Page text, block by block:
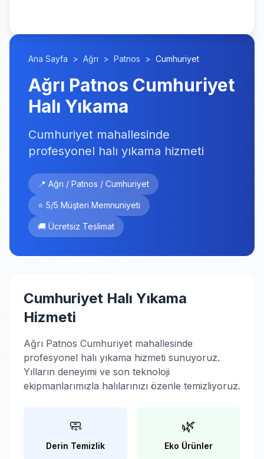
Ana Sayfa > Ağrı > Patnos > Cumhuriyet
Ağrı Patnos Cumhuriyet
Halı Yıkama
Cumhuriyet mahallesinde
profesyonel halı yıkama hizmeti
📍 Ağrı / Patnos / Cumhuriyet
⭐ 5/5 Müşteri Memnuniyeti
🚚 Ücretsiz Teslimat
Cumhuriyet Halı Yıkama
Hizmeti
Ağrı Patnos Cumhuriyet mahallesinde
profesyonel halı yıkama hizmeti sunuyoruz.
Yılların deneyimi ve son teknoloji
ekipmanlarımızla halılarınızı özenle temizliyoruz.
🧼
Derin Temizlik
🌿
Eko Ürünler